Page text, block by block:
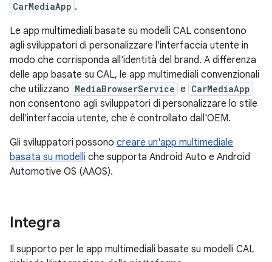
CarMediaApp .
Le app multimediali basate su modelli CAL consentono
agli sviluppatori di personalizzare l'interfaccia utente in
modo che corrisponda all'identità del brand. A differenza
delle app basate su CAL, le app multimediali convenzionali
che utilizzano MediaBrowserService e CarMediaApp
non consentono agli sviluppatori di personalizzare lo stile
dell'interfaccia utente, che è controllato dall'OEM.
Gli sviluppatori possono creare un'app multimediale
basata su modelli che supporta Android Auto e Android
Automotive OS (AAOS).
Integra
Il supporto per le app multimediali basate su modelli CAL